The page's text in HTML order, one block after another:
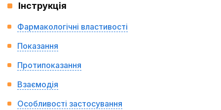
Інструкція
Фармакологічні властивості
Показання
Протипоказання
Взаємодія
Особливості застосування